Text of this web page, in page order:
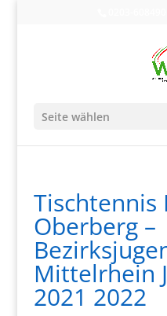
Seite wählen
Tischtennis
Oberberg –
Mittelrhein
2021 2022